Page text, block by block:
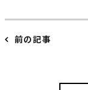
前の記事